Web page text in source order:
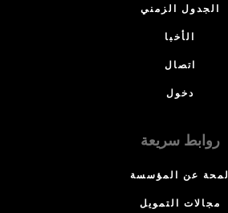
الجدول الزمني
الأخبا
اتصال
دخول
روابط سريعة
لمحة عن المؤسسة
مجالات التمويل